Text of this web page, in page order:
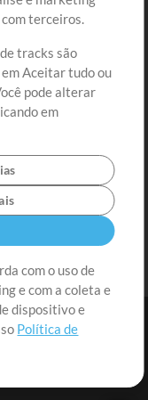
terceiros.
tracks são
Aceitar tudo ou
pode alterar
em
com o uso de
e com a coleta e
dispositivo e
Política de